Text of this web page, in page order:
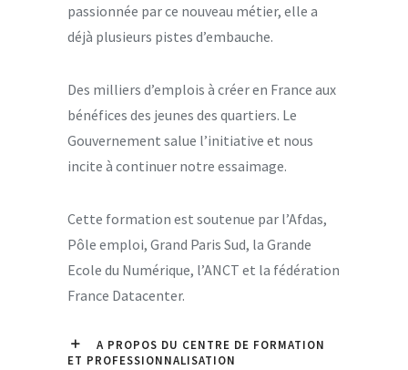
passionnée par ce nouveau métier, elle a
déjà plusieurs pistes d’embauche.
Des milliers d’emplois à créer en France aux
bénéfices des jeunes des quartiers. Le
Gouvernement salue l’initiative et nous
incite à continuer notre essaimage.
Cette formation est soutenue par l’Afdas,
Pôle emploi, Grand Paris Sud, la Grande
Ecole du Numérique, l’ANCT et la fédération
France Datacenter.
A PROPOS DU CENTRE DE FORMATION
ET PROFESSIONNALISATION